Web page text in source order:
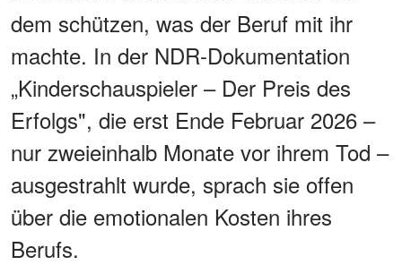
dem schützen, was der Beruf mit ihr
machte. In der NDR-Dokumentation
„Kinderschauspieler – Der Preis des
Erfolgs", die erst Ende Februar 2026 –
nur zweieinhalb Monate vor ihrem Tod –
ausgestrahlt wurde, sprach sie offen
über die emotionalen Kosten ihres
Berufs.